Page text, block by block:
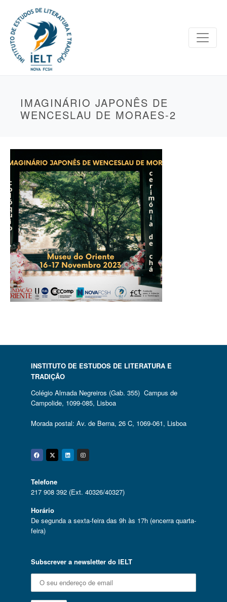
IMAGINÁRIO JAPONÊS DE
WENCESLAU DE MORAES-2
INSTITUTO DE ESTUDOS DE LITERATURA E
TRADIÇÃO
Colégio Almada Negreiros (Gab. 355) Campus de
Campolide, 1099-085, Lisboa
Morada postal: Av. de Berna, 26 C, 1069-061, Lisboa
Facebook
Twitter
Linkedin
Instagram
Telefone
217 908 392 (Ext. 40326/40327)
Horário
De segunda a sexta-feira das 9h às 17h (encerra quarta-
feira)
Subscrever a newsletter do IELT